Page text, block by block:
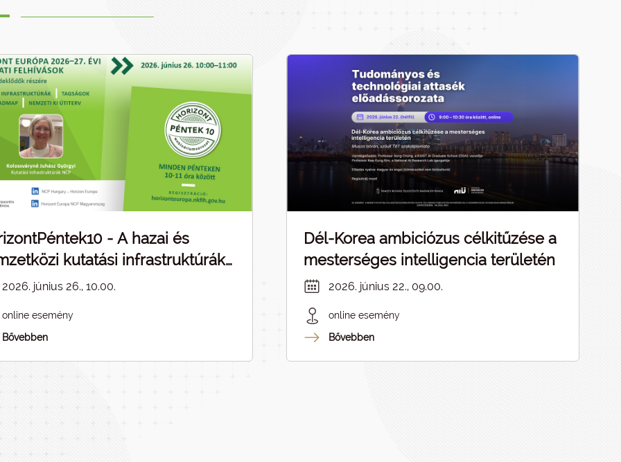
- A hazai és
kutatási infrastruktúrák
- ELMARAD
2026. június 26., 10.00.
online esemény
Bővebben
Dél-Korea ambiciózus célkitűzése a
mesterséges intelligencia területén
2026. június 22., 09.00.
online esemény
Bővebben